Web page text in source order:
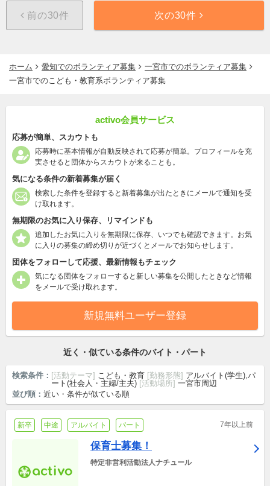
前の30件 次の30件
ホーム 愛知でのボランティア募集
一宮市でのボランティア募集
一宮市でのこども・教育系ボランティア募集
activo会員サービス
応募が簡単、スカウトも
応募時に基本情報が自動反映されて応募が簡単。プロフィールを充
実させると団体からスカウトが来ることも。
気になる条件の新着募集が届く
検索した条件を登録すると新着募集が出たときにメールで通知を受
け取れます。
無期限のお気に入り保存、リマインドも
追加したお気に入りを無期限に保存、いつでも確認できます。お気
に入りの募集の締め切りが近づくとメールでお知らせします。
団体をフォローして応援、最新情報もチェック
気になる団体をフォローすると新しい募集を公開したときなど情報
をメールで受け取れます。
新規無料ユーザー登録
近く・似ている条件のバイト・パート
検索条件： [活動テーマ] こども・教育 [勤務形態] アルバイト(学生),パ
ート(社会人・主婦/主夫) [活動場所] 一宮市周辺
並び順： 近い・条件が似ている順
新卒 中途 アルバイト パート 7年以上前
保育士募集！
特定非営利活動法人ナチュール